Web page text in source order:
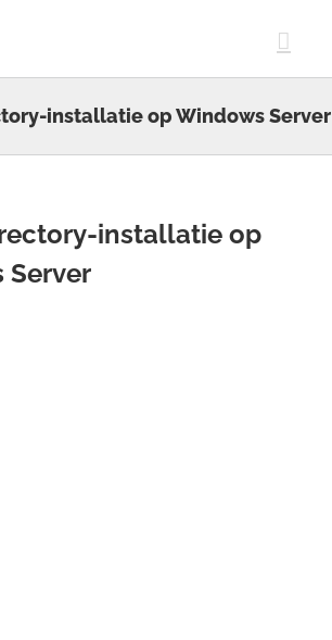
installatie op Windows Server
installatie op
Server